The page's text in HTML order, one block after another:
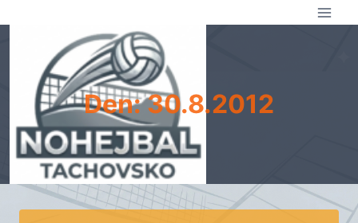
Den: 30.8.2012